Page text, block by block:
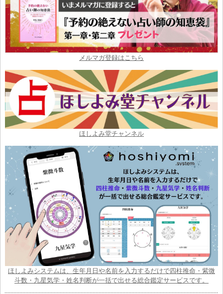
メルマガ登録はこちら
ほしよみ堂チャンネル
ほしよみシステムは、生年月日や名前を入力するだけで四柱推命・紫微
斗数・九星気学・姓名判断が一括で出せる総合鑑定サービスです。